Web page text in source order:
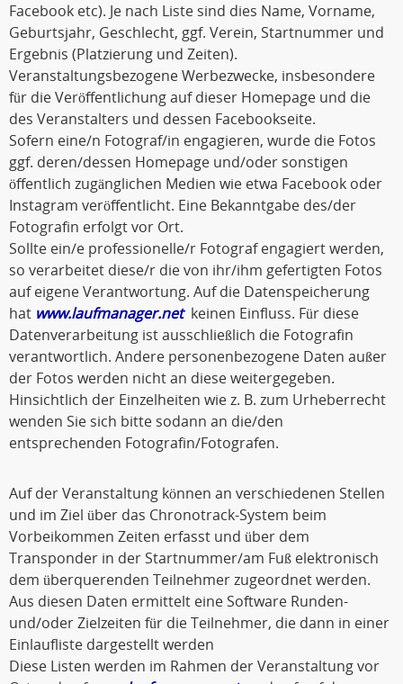
Facebook etc). Je nach Liste sind dies Name, Vorname,
Geburtsjahr, Geschlecht, ggf. Verein, Startnummer und
Ergebnis (Platzierung und Zeiten).
Veranstaltungsbezogene Werbezwecke, insbesondere
für die Veröffentlichung auf dieser Homepage und die
des Veranstalters und dessen Facebookseite.
Sofern eine/n Fotograf/in engagieren, wurde die Fotos
ggf. deren/dessen Homepage und/oder sonstigen
öffentlich zugänglichen Medien wie etwa Facebook oder
Instagram veröffentlicht. Eine Bekanntgabe des/der
Fotografin erfolgt vor Ort.
Sollte ein/e professionelle/r Fotograf engagiert werden,
so verarbeitet diese/r die von ihr/ihm gefertigten Fotos
auf eigene Verantwortung. Auf die Datenspeicherung
hat www.laufmanager.netkeinen Einfluss. Für diese
Datenverarbeitung ist ausschließlich die Fotografin
verantwortlich. Andere personenbezogene Daten außer
der Fotos werden nicht an diese weitergegeben.
Hinsichtlich der Einzelheiten wie z. B. zum Urheberrecht
wenden Sie sich bitte sodann an die/den
entsprechenden Fotografin/Fotografen.
Auf der Veranstaltung können an verschiedenen Stellen
und im Ziel über das Chronotrack-System beim
Vorbeikommen Zeiten erfasst und über dem
Transponder in der Startnummer/am Fuß elektronisch
dem überquerenden Teilnehmer zugeordnet werden.
Aus diesen Daten ermittelt eine Software Runden-
und/oder Zielzeiten für die Teilnehmer, die dann in einer
Einlaufliste dargestellt werden
Diese Listen werden im Rahmen der Veranstaltung vor